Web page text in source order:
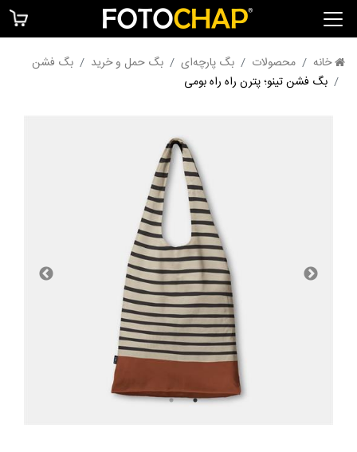
خانه محصولات بگ پارچه‌ای بگ حمل و خرید
بگ فشن
بگ فشن تینو؛ پترن راه راه بومی